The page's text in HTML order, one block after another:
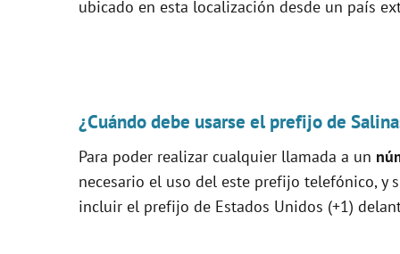
ubicado en esta localización desde un país
¿Cuándo debe usarse el prefijo de
Para poder realizar cualquier llamada a un
necesario el uso del este prefijo telefónico, y
incluir el prefijo de Estados Unidos (+1)